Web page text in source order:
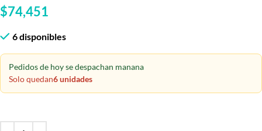
$74,451
6 disponibles
Pedidos de hoy se despachan manana
Solo quedan6 unidades